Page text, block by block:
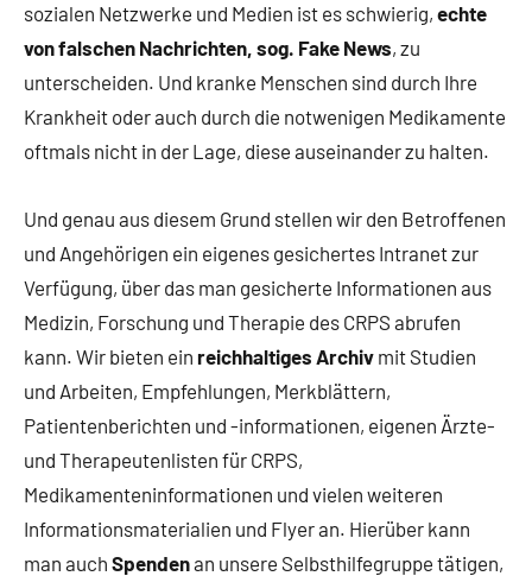
sozialen Netzwerke und Medien ist es schwierig, echte
von falschen Nachrichten, sog. Fake News, zu
unterscheiden. Und kranke Menschen sind durch Ihre
Krankheit oder auch durch die notwenigen Medikamente
oftmals nicht in der Lage, diese auseinander zu halten.
Und genau aus diesem Grund stellen wir den Betroffenen
und Angehörigen ein eigenes gesichertes Intranet zur
Verfügung, über das man gesicherte Informationen aus
Medizin, Forschung und Therapie des CRPS abrufen
kann. Wir bieten ein reichhaltiges Archiv mit Studien
und Arbeiten, Empfehlungen, Merkblättern,
Patientenberichten und -informationen, eigenen Ärzte-
und Therapeutenlisten für CRPS,
Medikamenteninformationen und vielen weiteren
Informationsmaterialien und Flyer an. Hierüber kann
man auch Spendenan unsere Selbsthilfegruppe tätigen,